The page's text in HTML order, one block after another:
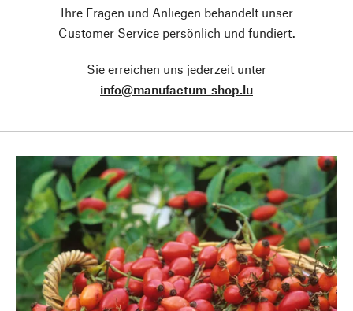
Ihre Fragen und Anliegen behandelt unser
Customer Service persönlich und fundiert.
Sie erreichen uns jederzeit unter
info@manufactum-shop.lu